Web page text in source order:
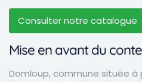
Consulter notre catalogue
Mise en avant du
Domloup, commune située à